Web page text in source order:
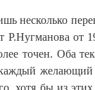
несколько
Р.Нугманова от
точен. Оба
желающий
хотя бы из